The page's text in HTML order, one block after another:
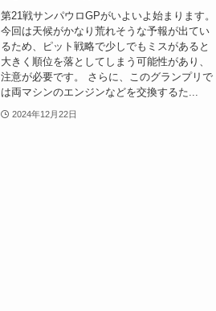
第21戦サンパウロGPがいよいよ始まります。
今回は天候がかなり荒れそうな予報が出てい
るため、ピット戦略で少しでもミスがあると
大きく順位を落としてしまう可能性があり、
注意が必要です。 さらに、このグランプリで
は両マシンのエンジンなどを交換するた...
2024年12月22日